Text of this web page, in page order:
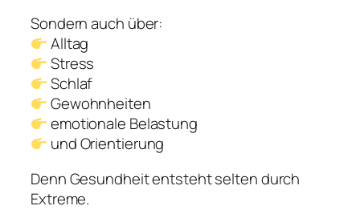
Sondern auch über:
Alltag
Stress
Schlaf
Gewohnheiten
emotionale Belastung
und Orientierung
Denn Gesundheit entsteht selten durch
Extreme.